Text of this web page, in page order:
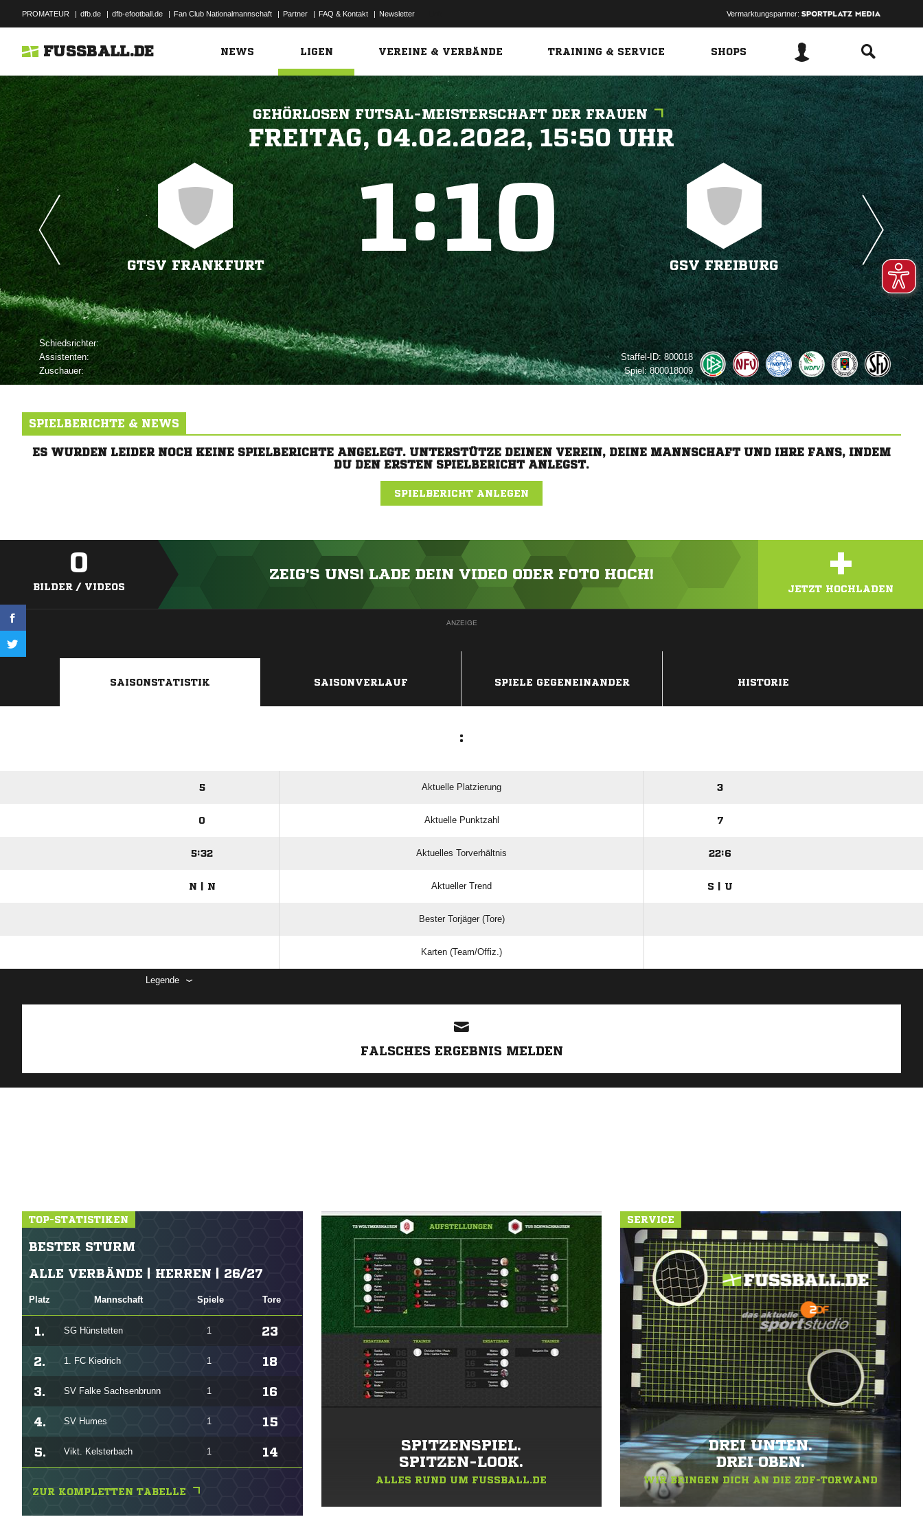
PROMATEUR | dfb.de | dfb-efootball.de | Fan Club Nationalmannschaft | Partner | FAQ & Kontakt | Newsletter Vermarktungspartner:
FUSSBALL.DE NEWS LIGEN VEREINE & VERBÄNDE TRAINING & SERVICE SHOPS
GEHÖRLOSEN FUTSAL-MEISTERSCHAFT DER FRAUEN
   
GTSV FRANKFURT
:
GSV FREIBURG
Schiedsrichter:
Assistenten:
Zuschauer:
Staffel-ID: 800018
Spiel:800018009
SPIELBERICHTE & NEWS
ES WURDEN LEIDER NOCH KEINE SPIELBERICHTE ANGELEGT. UNTERSTÜTZE DEINEN VEREIN, DEINE MANNSCHAFT UND IHRE FANS, INDEM
DU DEN ERSTEN SPIELBERICHT ANLEGST.
SPIELBERICHT ANLEGEN
0
BILDER / VIDEOS
ZEIG'S UNS! LADE DEIN VIDEO ODER FOTO HOCH! +
JETZT HOCHLADEN
ANZEIGE
SAISONSTATISTIK SAISONVERLAUF SPIELE GEGENEINANDER HISTORIE
:
5 Aktuelle Platzierung 3
0 Aktuelle Punktzahl 7
5:32 Aktuelles Torverhältnis 22:6
N | N Aktueller Trend S | U
Bester Torjäger (Tore)
Karten (Team/Offiz.)
Legende
FALSCHES ERGEBNIS MELDEN
TOP-STATISTIKEN
BESTER STURM
ALLE VERBÄNDE | HERREN | 26/27
Platz Mannschaft Spiele Tore
1. SG Hünstetten 1 23
2. 1. FC Kiedrich 1 18
3. SV Falke Sachsenbrunn 1 16
4. SV Humes 1 15
5. Vikt. Kelsterbach 1 14
ZUR KOMPLETTEN TABELLE
SPITZENSPIEL.
SPITZEN-LOOK.
ALLES RUND UM FUSSBALL.DE
SERVICE
DREI UNTEN.
DREI OBEN.
WIR BRINGEN DICH AN DIE ZDF-TORWAND